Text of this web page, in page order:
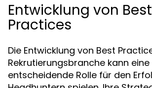
Entwicklung von Best
Practices
Die Entwicklung von Best
Rekrutierungsbranche kann eine
entscheidende Rolle für den